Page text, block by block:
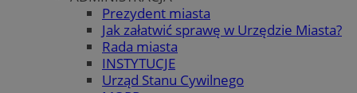
Prezydent miasta
Jak załatwić sprawę w Urzędzie Miasta?
Rada miasta
INSTYTUCJE
Urząd Stanu Cywilnego